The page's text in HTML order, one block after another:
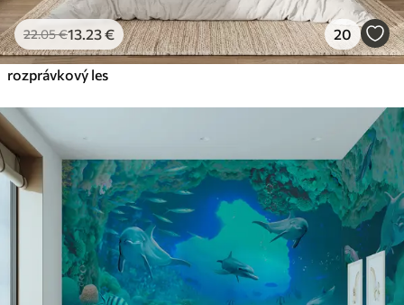
22.05€13 .23€ 20
rozprávkový les